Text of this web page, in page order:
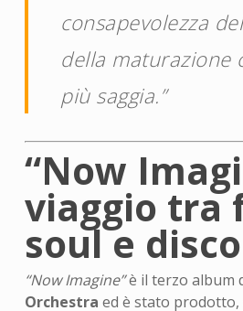
consapevolezza
della maturazione
più saggia.”
“Now
viaggio tra
soul e disco
“Now Imagine”è il terzo album
Orchestra ed è stato prodotto,